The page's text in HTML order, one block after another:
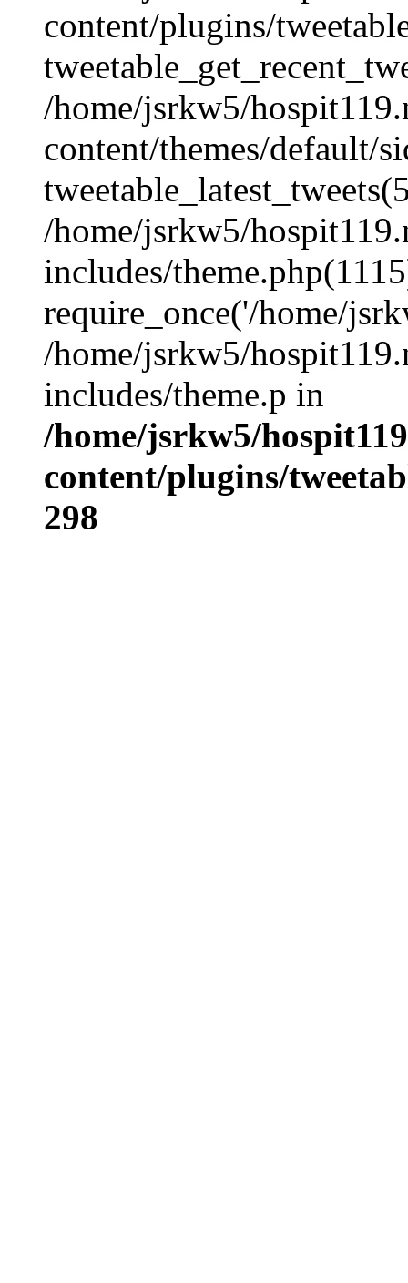
content/plugins/
/home/jsrkw5/
content/themes/default/
/home/jsrkw5/
includes/
require_once('/home/
/home/jsrkw5/
includes/theme.p in
/home/jsrkw5/
content/plugins/
298